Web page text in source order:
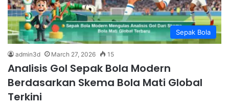
Sepak Bola
admin3d March 27, 2026 15
Analisis Gol Sepak Bola Modern
Berdasarkan Skema Bola Mati Global
Terkini